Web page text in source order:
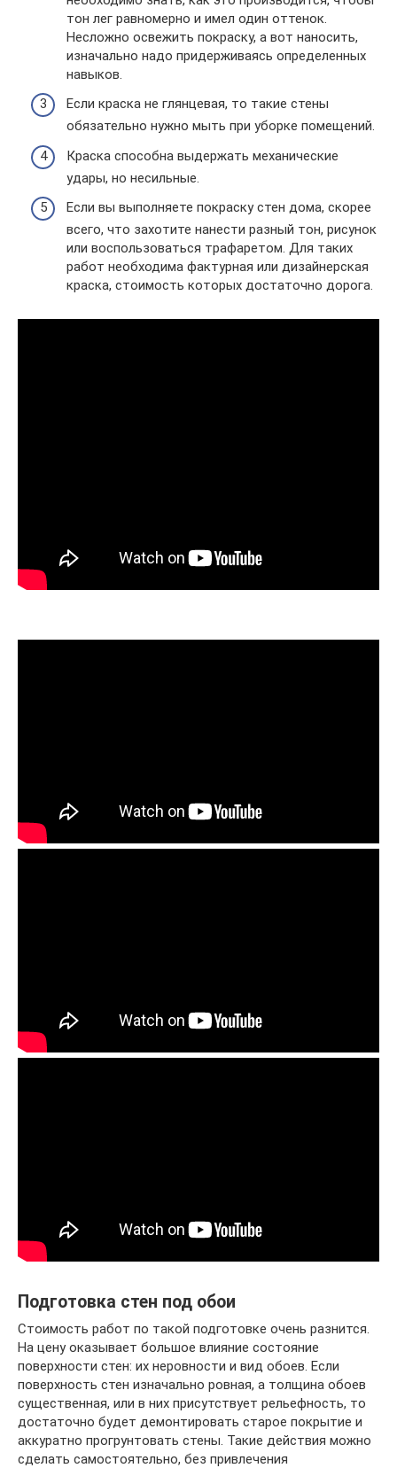
тон лег равномерно и имел один оттенок.
Несложно освежить покраску, а вот наносить,
изначально надо придерживаясь определенных
навыков.
Если краска не глянцевая, то такие стены
обязательно нужно мыть при уборке помещений.
Краска способна выдержать механические
удары, но несильные.
Если вы выполняете покраску стен дома, скорее
всего, что захотите нанести разный тон, рисунок
или воспользоваться трафаретом. Для таких
работ необходима фактурная или дизайнерская
краска, стоимость которых достаточно дорога.
Подготовка стен под обои
Стоимость работ по такой подготовке очень разнится.
На цену оказывает большое влияние состояние
поверхности стен: их неровности и вид обоев. Если
поверхность стен изначально ровная, а толщина обоев
существенная, или в них присутствует рельефность, то
достаточно будет демонтировать старое покрытие и
аккуратно прогрунтовать стены. Такие действия можно
сделать самостоятельно, без привлечения